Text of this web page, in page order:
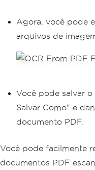
Agora, você pode
arquivos de
Você pode salvar
Salvar Como" e
documento PDF.
Você pode facilmente
documentos PDF